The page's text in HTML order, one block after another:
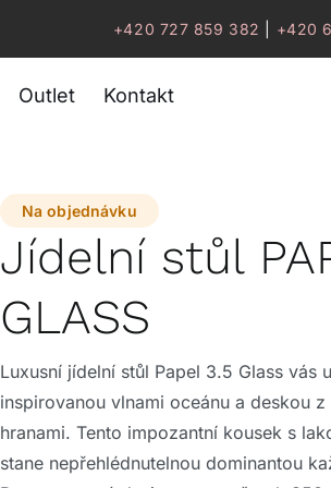
+420 727 859 382 +420
Outlet Kontakt
Na objednávku
Jídelní stůl
GLASS
Luxusní jídelní stůl Papel 3.5 Glass vás
inspirovanou vlnami oceánu a deskou
hranami. Tento impozantní kousek s
stane nepřehlédnutelnou dominantou